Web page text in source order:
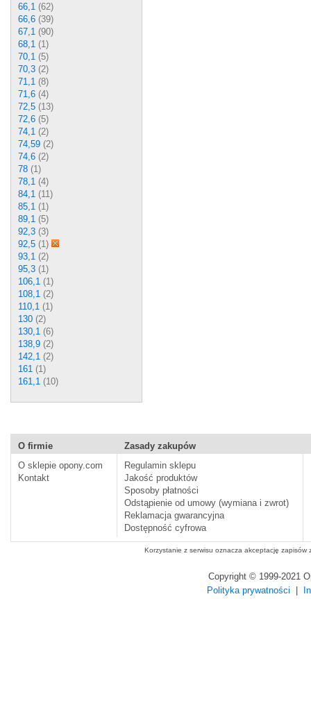
66,1 (62)
66,6 (39)
67,1 (90)
68,1 (1)
70,1 (5)
70,3 (2)
71,1 (8)
71,6 (4)
72,5 (13)
72,6 (5)
74,1 (2)
74,59 (2)
74,6 (2)
78 (1)
78,1 (4)
84,1 (11)
85,1 (1)
89,1 (5)
92,3 (3)
92,5 (1)
93,1 (2)
95,3 (1)
106,1 (1)
108,1 (2)
110,1 (1)
130 (2)
130,1 (6)
138,9 (2)
142,1 (2)
161 (1)
161,1 (10)
O firmie
O sklepie opony.com
Kontakt
Zasady zakupów
Regulamin sklepu
Jakość produktów
Sposoby płatności
Odstąpienie od umowy (wymiana i zwrot)
Reklamacja gwarancyjna
Dostępność cyfrowa
Korzystanie z serwisu oznacza akceptację zapisów
Copyright © 1999-2021
Polityka prywatności